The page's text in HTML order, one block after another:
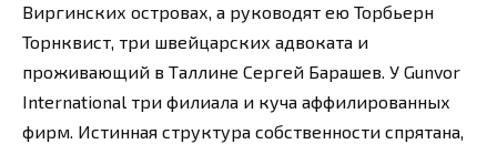
Виргинских островах, а руководят ею Торбьерн
Торнквист, три швейцарских адвоката и
проживающий в Таллине Сергей Барашев. У Gunvor
International три филиала и куча аффилированных
фирм. Истинная структура собственности спрятана,